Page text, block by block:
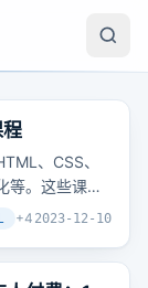
、CSS、
等。这些课程
高级开发者深
+4 2023-12-10